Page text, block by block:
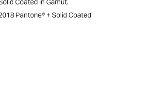
Coated in Gamut.
Pantone® + Solid Coated